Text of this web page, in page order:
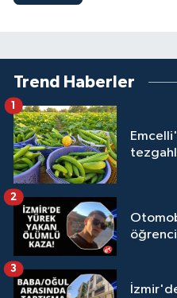
Trend Haberler
1
2
3